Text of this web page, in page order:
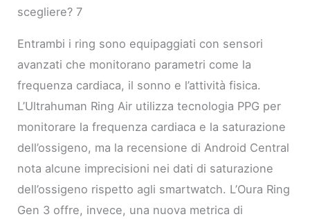
scegliere? 7
Entrambi i ring sono equipaggiati con sensori
avanzati che monitorano parametri come la
frequenza cardiaca, il sonno e l’attività fisica.
L’Ultrahuman Ring Air utilizza tecnologia PPG per
monitorare la frequenza cardiaca e la saturazione
dell’ossigeno, ma la recensione di Android Central
nota alcune imprecisioni nei dati di saturazione
dell’ossigeno rispetto agli smartwatch. L’Oura Ring
Gen 3 offre, invece, una nuova metrica di